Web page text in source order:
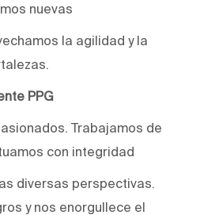
nuevas
la agilidad y la
PPG
Trabajamos de
con integridad
diversas perspectivas.
y nos enorgullece el